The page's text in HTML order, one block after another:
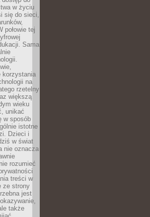
w życiu
się do sieci,
połowie tej
Sama
korzystania
na
rzetelny
większą
wieku
unikać
w sposób
istotne
Dzieci i
w świat
nie oznacza
rozumieć
treści w
ze strony
jest
także